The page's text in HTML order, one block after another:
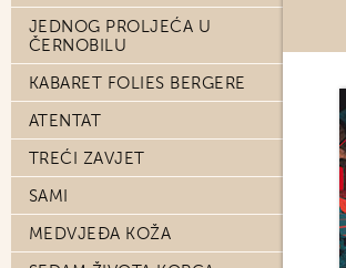
JEDNOG PROLJEĆA U
ČERNOBILU
KABARET FOLIES BERGERE
ATENTAT
TREĆI ZAVJET
SAMI
MEDVJEĐA KOŽA